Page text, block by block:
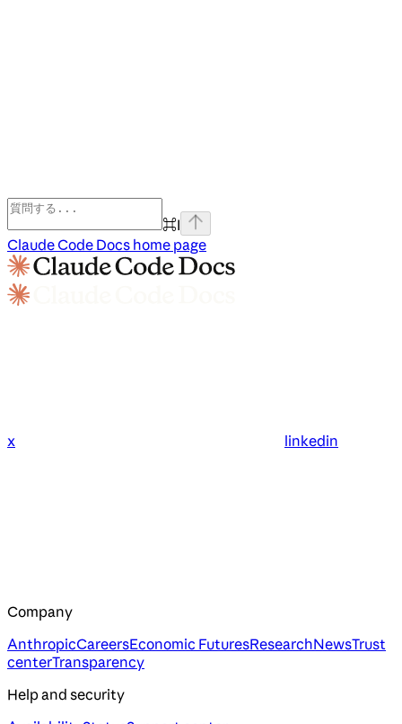
⌘I
Claude Code Docs home page
x linkedin
Company
AnthropicCareersEconomic FuturesResearchNewsTrust
centerTransparency
Help and security